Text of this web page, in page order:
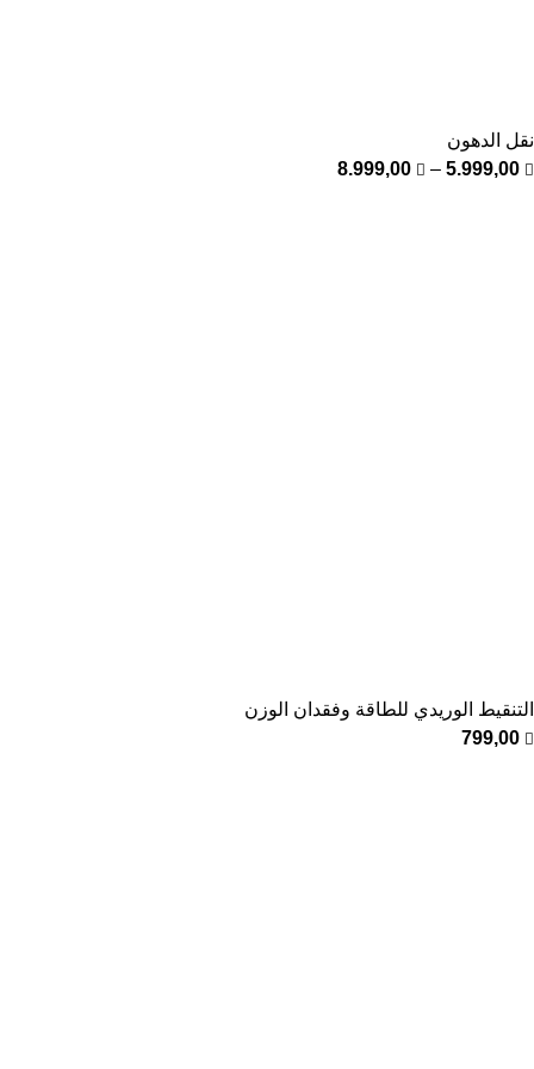
نقل الدهون
5.999,00
–
8.999,00
التنقيط الوريدي للطاقة وفقدان الوزن
799,00